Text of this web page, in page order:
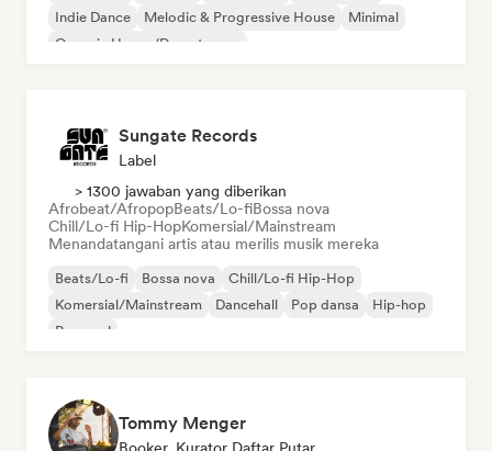
Indie Dance
Melodic & Progressive House
Minimal
Organic House/Downtempo
Sungate Records
Label
> 1300 jawaban yang diberikan
Afrobeat/AfropopBeats/Lo-fiBossa nova
Chill/Lo-fi Hip-HopKomersial/Mainstream
Menandatangani artis atau merilis musik mereka
Beats/Lo-fi Bossa nova
Chill/Lo-fi Hip-Hop
Komersial/Mainstream
Dancehall Pop dansa
Hip-hop
Pop soul
Tommy Menger